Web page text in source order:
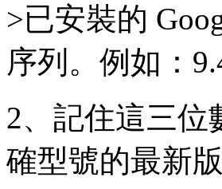
>已安裝的
序列。例如：
2、記住這三位
確型號的最新